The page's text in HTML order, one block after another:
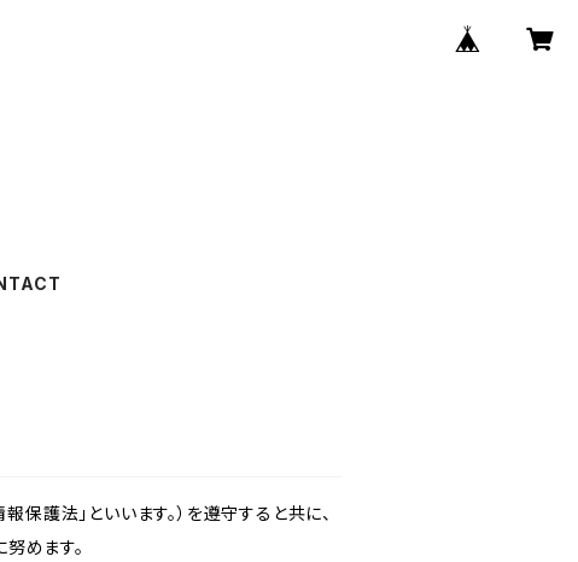
護法」といいます。）を遵守すると共に、
めます。